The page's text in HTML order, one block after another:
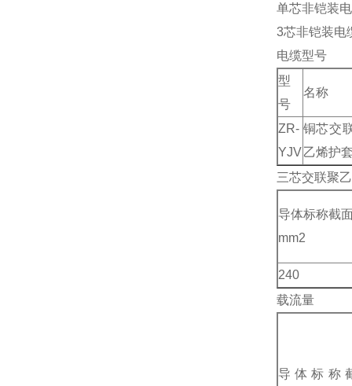
单芯非铠装
3芯非铠装电
电缆型号
型
号
名称
ZR-
YJV
铜芯交
乙烯护
三芯交联聚
导体标称截
mm2
240
载流量
导体标称